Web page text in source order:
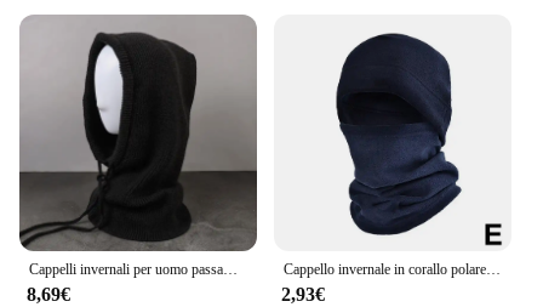
Cappelli invernali per uomo passamontagna cappelli in maglia con coulisse sciarpa con cappuccio caldo cappello tinta unita collo collo Pullover lavorato a maglia berretti
8,69€
Cappello invernale in corallo polare passamontagna in pile da uomo scalda viso berretti copricapo termico tattico militare sportivo sciarpa berretti
2,93€